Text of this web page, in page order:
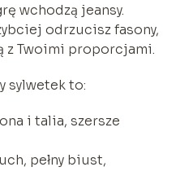
wchodzą jeansy.
odrzucisz fasony,
z Twoimi proporcjami.
sylwetek to:
i talia, szersze
pełny biust,